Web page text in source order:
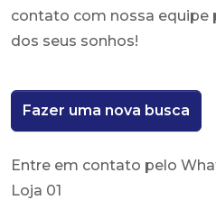
contato com nossa equipe
dos seus sonhos!
Fazer uma nova busca
Entre em contato pelo
Loja 01